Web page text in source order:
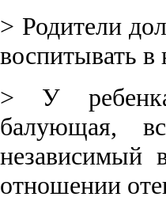
> Родители
воспитывать в
> У
балующая,
независимый
отношении